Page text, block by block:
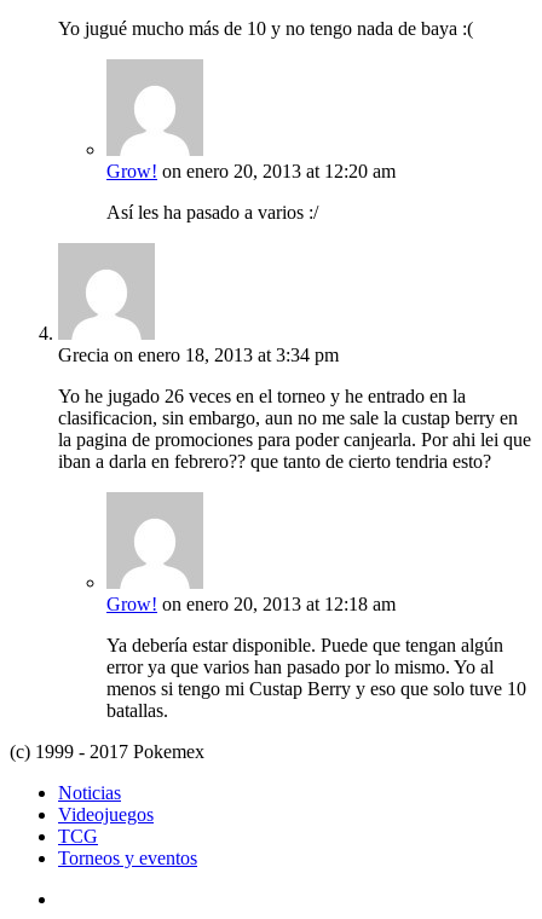
Yo jugué mucho más de 10 y no tengo nada de baya :(
Grow! on enero 20, 2013 at 12:20 am
Así les ha pasado a varios :/
Grecia on enero 18, 2013 at 3:34 pm
Yo he jugado 26 veces en el torneo y he entrado en la
clasificacion, sin embargo, aun no me sale la custap berry en
la pagina de promociones para poder canjearla. Por ahi lei que
iban a darla en febrero?? que tanto de cierto tendria esto?
Grow! on enero 20, 2013 at 12:18 am
Ya debería estar disponible. Puede que tengan algún
error ya que varios han pasado por lo mismo. Yo al
menos si tengo mi Custap Berry y eso que solo tuve 10
batallas.
(c) 1999 - 2017 Pokemex
Noticias
Videojuegos
TCG
Torneos y eventos